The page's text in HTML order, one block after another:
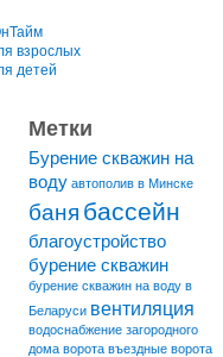
взрослых
детей
Метки
Бурение скважин на
воду автополив в Минске
баня бассейн
благоустройство
бурение скважин
бурение скважин на воду в
Беларуси вентиляция
водоснабжение загородного
дома ворота въездные ворота